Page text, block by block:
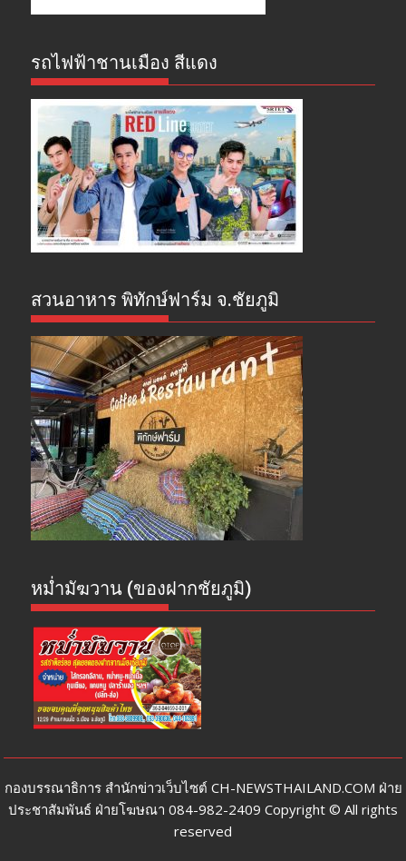
รถไฟฟ้าชานเมือง สีแดง
สวนอาหาร พิทักษ์ฟาร์ม จ.ชัยภูมิ
หม่ำมัฆวาน (ของฝากชัยภูมิ)
กองบรรณาธิการ สำนักข่าวเว็บไซต์ CH-NEWSTHAILAND.COM ฝ่าย
ประชาสัมพันธ์ ฝ่ายโฆษณา 084-982-2409 Copyright © All rights
reserved